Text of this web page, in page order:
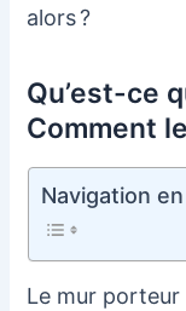
alors ?
Qu’est-ce
Comment
Navigation
Le mur